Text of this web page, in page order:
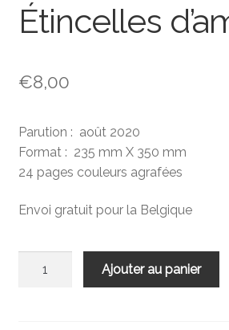
Étincelles
€8,00
Parution : août 2020
Format : 235 mm X 350 mm
24 pages couleurs agrafées
Envoi gratuit pour la Belgique
Ajouter au panier